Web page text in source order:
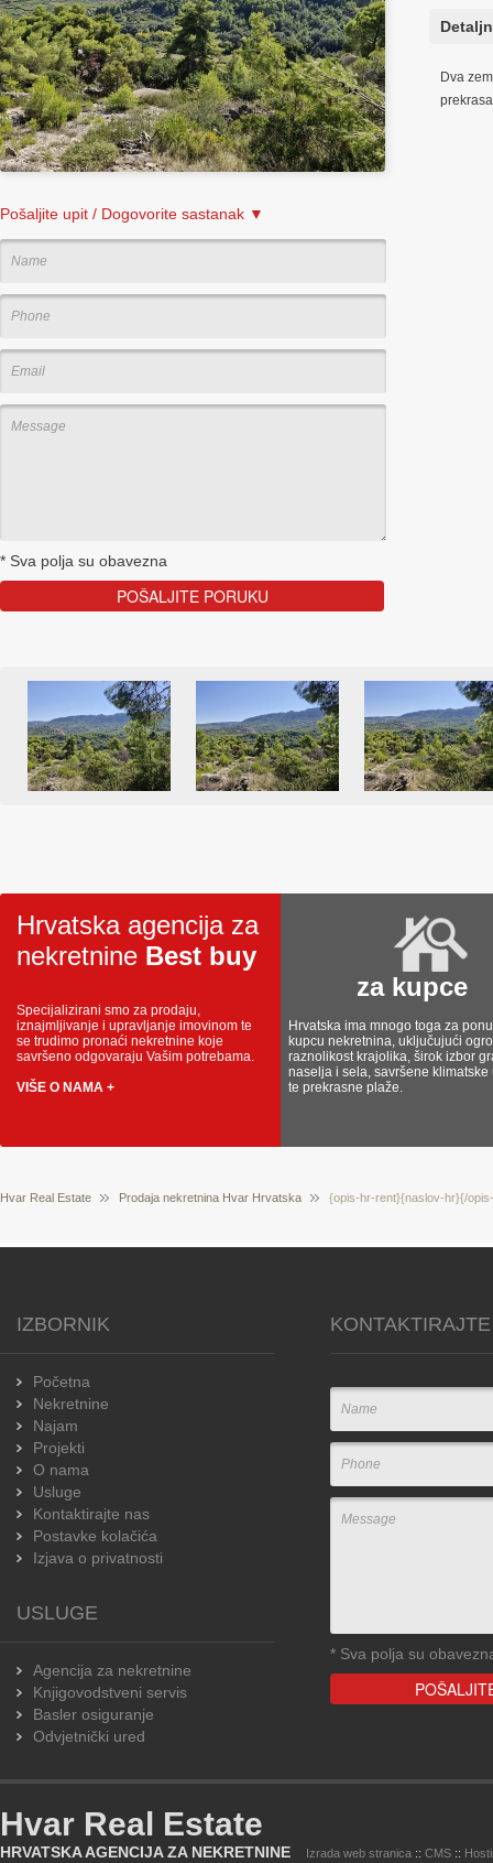
Pošaljite upit / Dogovorite sastanak ▼
* Sva polja su obavezna
Dva
Hrvatska agencija za
nekretnine Best buy
Specijalizirani smo za prodaju,
iznajmljivanje i upravljanje imovinom te
se trudimo pronaći nekretnine koje
savršeno odgovaraju Vašim potrebama.
VIŠE O NAMA +
za kupce
Hrvatska ima mnogo toga za
kupcu nekretnina, uključujući
raznolikost krajolika, širok izbor
naselja i sela, savršene klimatske
te prekrasne plaže.
Hvar Real Estate Prodaja nekretnina Hvar Hrvatska {opis-hr-rent}{naslov-hr}{/
IZBORNIK
Početna
Nekretnine
Najam
Projekti
O nama
Usluge
Kontaktirajte nas
Postavke kolačića
Izjava o privatnosti
USLUGE
Agencija za nekretnine
Knjigovodstveni servis
Basler osiguranje
Odvjetnički ured
* Sva polja su
Hvar Real Estate
HRVATSKA AGENCIJA ZA NEKRETNINE Izrada web stranica :: CMS ::